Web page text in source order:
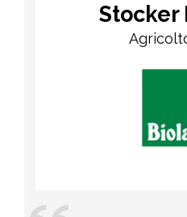
Stocker